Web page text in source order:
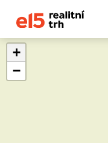
+
−